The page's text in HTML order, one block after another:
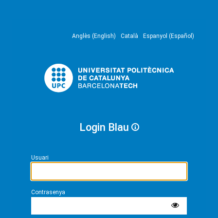
Anglès (English) Català Espanyol (Español)
Login Blau
Usuari
Contrasenya